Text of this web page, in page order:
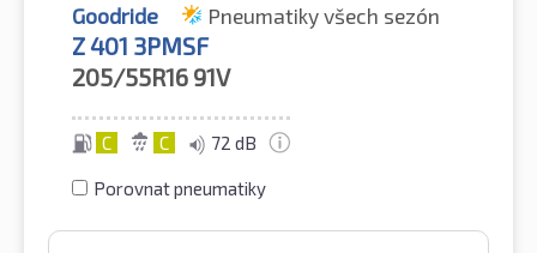
Goodride Pneumatiky všech sezón
Z 401 3PMSF
205/55R16 91V
C C 72 dB
Porovnat pneumatiky